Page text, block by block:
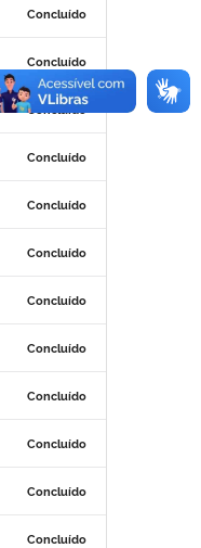
Concluído
Concluído
Concluído
Concluído
Concluído
Concluído
Concluído
Concluído
Concluído
Concluído
Concluído
Concluído